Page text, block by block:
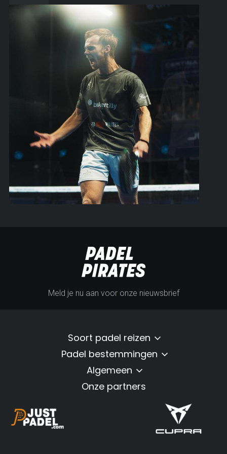
Meld je nu aan voor onze nieuwsbrief
Soort padel reizen
Padel bestemmingen
Algemeen
Onze partners